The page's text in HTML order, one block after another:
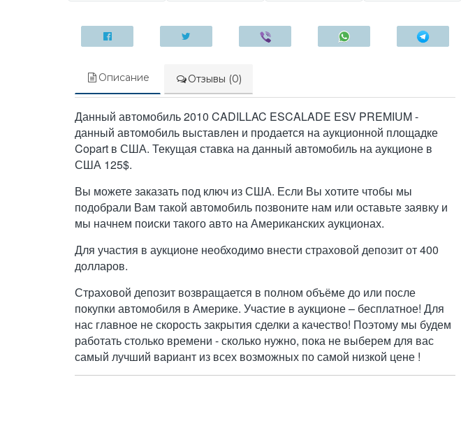
Описание Отзывы (0)
Данный автомобиль 2010 CADILLAC ESCALADE ESV PREMIUM -
данный автомобиль выставлен и продается на аукционной площадке
Copart в США. Текущая ставка на данный автомобиль на аукционе в
США 125$.
Вы можете заказать под ключ из США. Если Вы хотите чтобы мы
подобрали Вам такой автомобиль позвоните нам или оставьте заявку и
мы начнем поиски такого авто на Американских аукционах.
Для участия в аукционе необходимо внести страховой депозит от 400
долларов.
Страховой депозит возвращается в полном объёме до или после
покупки автомобиля в Америке. Участие в аукционе – бесплатное! Для
нас главное не скорость закрытия сделки а качество! Поэтому мы будем
работать столько времени - сколько нужно, пока не выберем для вас
самый лучший вариант из всех возможных по самой низкой цене !